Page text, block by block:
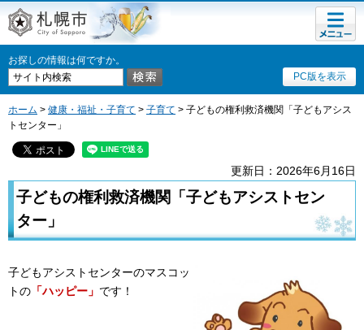
札幌市
お探しの情報は何ですか。
PC版を表示
メニュ
ー
ホーム > 健康・福祉・子育て > 子育て > 子どもの権利救済機関「子どもアシス
トセンター」
更新日：2026年6月16日
子どもの権利救済機関「子どもアシストセン
ター」
子どもアシストセンターのマスコッ
トの 「ハッピー」 です！